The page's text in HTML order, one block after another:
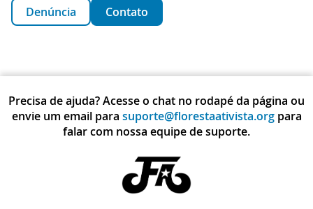
Denúncia Contato
Precisa de ajuda? Acesse o chat no rodapé da página ou
envie um email para suporte@florestaativista.orgpara
falar com nossa equipe de suporte.